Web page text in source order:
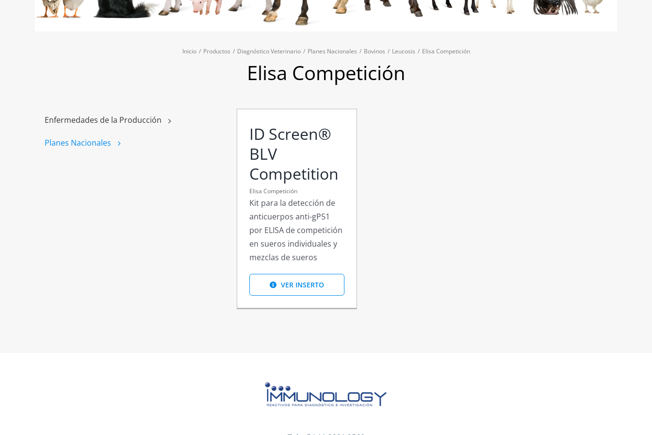
Inicio / Productos / Diagnóstico Veterinario / Planes Nacionales / Bovinos / Leucosis / Elisa Competición
Elisa Competición
Enfermedades de la Producción
Planes Nacionales
ID Screen®
BLV
Competition
Elisa Competición
Kit para la detección de
anticuerpos anti-gP51
por ELISA de competición
en sueros individuales y
mezclas de sueros
VER INSERTO